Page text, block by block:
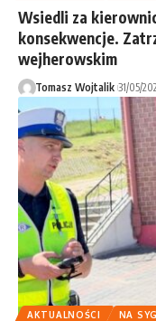
Wsiedli za
konsekwencje.
wejherowskim
Tomasz Wojtalik 31/05/
AKTUALNOŚCI
NA